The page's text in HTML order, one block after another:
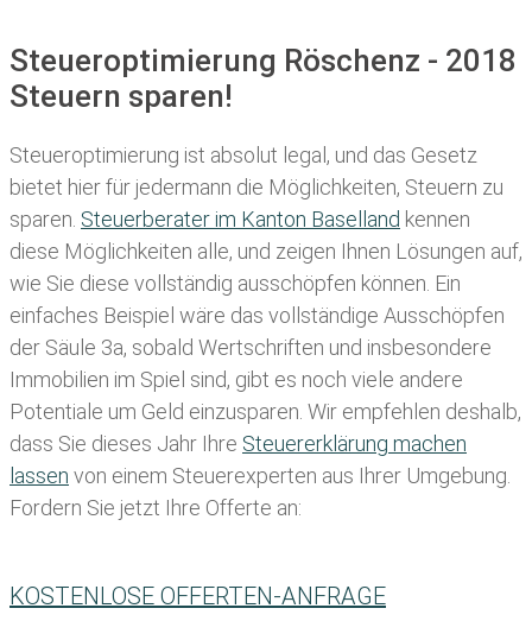
Steueroptimierung Röschenz - 2018
Steuern sparen!
Steueroptimierung ist absolut legal, und das Gesetz
bietet hier für jedermann die Möglichkeiten, Steuern zu
sparen. Steuerberater im K anton Baselland kennen
diese Möglichkeiten alle, und zeigen Ihnen Lösungen auf,
wie Sie diese vollständig ausschöpfen können. Ein
einfaches Beispiel wäre das vollständige Ausschöpfen
der Säule 3a, sobald Wertschriften und insbesondere
Immobilien im Spiel sind, gibt es noch viele andere
Potentiale um Geld einzusparen. Wir empfehlen deshalb,
dass Sie dieses Jahr Ihre Steuererklärung machen
lassen von einem Steuerexperten aus Ihrer Umgebung.
Fordern Sie jetzt Ihre Offerte an:
KOSTENLOSE OFFERTEN-ANFRAGE